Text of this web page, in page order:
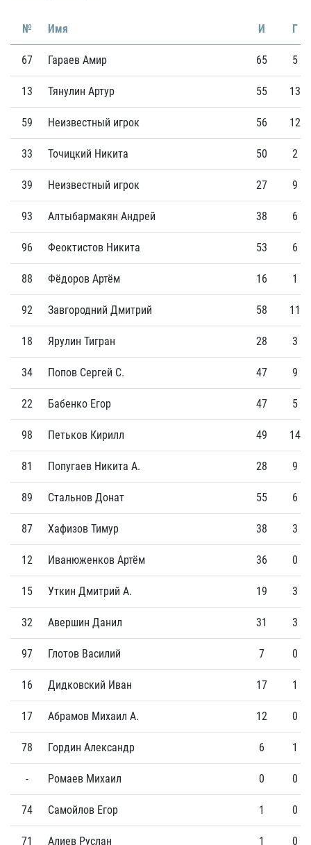
№ Имя И Г
67 Гараев Амир 65 5
13 Тянулин Артур 55 13
59 Неизвестный игрок 56 12
33 Точицкий Никита 50 2
39 Неизвестный игрок 27 9
93 Алтыбармакян Андрей 38 6
96 Феоктистов Никита 53 6
88 Фёдоров Артём 16 1
92 Завгородний Дмитрий 58 11
18 Ярулин Тигран 28 3
34 Попов Сергей С. 47 9
22 Бабенко Егор 47 5
98 Петьков Кирилл 49 14
81 Попугаев Никита А. 28 9
89 Стальнов Донат 55 6
87 Хафизов Тимур 38 3
12 Иванюженков Артём 36 0
15 Уткин Дмитрий А. 19 3
32 Авершин Данил 31 3
97 Глотов Василий 7 0
16 Дидковский Иван 17 1
17 Абрамов Михаил А. 12 0
78 Гордин Александр 6 1
- Ромаев Михаил 0 0
74 Самойлов Егор 1 0
71 Алиев Руслан 1 0